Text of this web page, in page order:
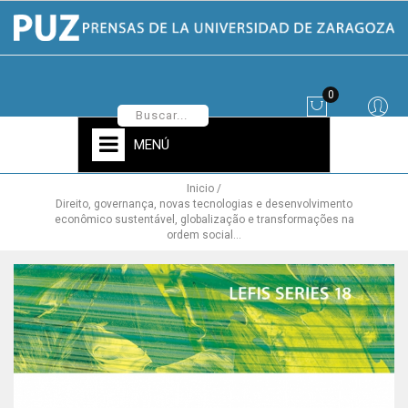
0
MENÚ
Inicio
Direito, governança, novas tecnologias e desenvolvimento
econômico sustentável, globalização e transformações na
ordem social...